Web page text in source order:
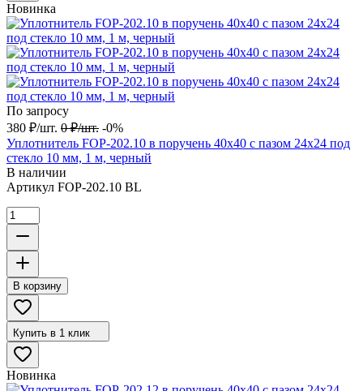
Новинка
По запросу
380 ₽/шт. 0 ₽/шт. -0%
Уплотнитель FOP-202.10 в поручень 40х40 с пазом 24х24 под
стекло 10 мм, 1 м, черный
В наличии
Артикул FOP-202.10 BL
В корзину
Купить в 1 клик
Новинка